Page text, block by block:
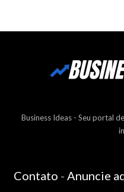
Business Ideas - Seu portal
Contato - Anuncie